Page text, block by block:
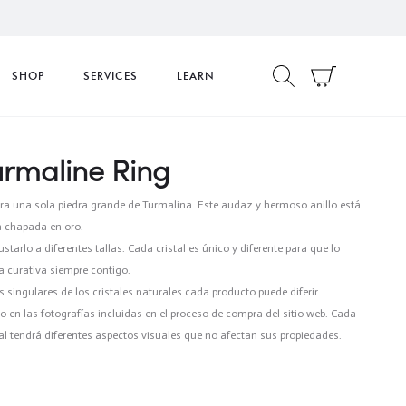
SHOP SERVICES LEARN
Ring
una sola piedra grande de Turmalina. Este audaz y hermoso anillo está
chapada en oro.
a diferentes tallas. Cada cristal es único y diferente para que lo
curativa siempre contigo.
singulares de los cristales naturales cada producto puede diferir
en las fotografías incluidas en el proceso de compra del sitio web. Cada
tendrá diferentes aspectos visuales que no afectan sus propiedades.